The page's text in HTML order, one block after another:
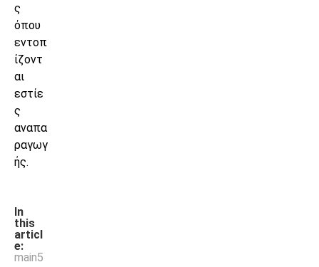
ς
όπου
εντοπ
ίζοντ
αι
εστίε
ς
αναπα
ραγωγ
ής.
In
this
articl
e:
main5